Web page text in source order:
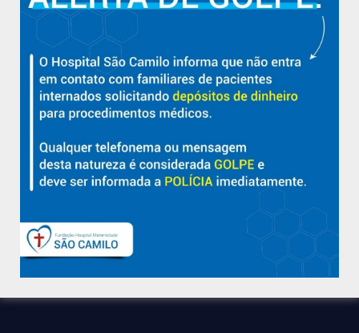
Hospital São Camilo – há mais de 50 anos cuidando da saúde
com qualidade, acolhimento e compromisso com a vida em
Aracruz e região.
Sobre
Diretorias
Políticas e Normas
Trabalhe Conosco